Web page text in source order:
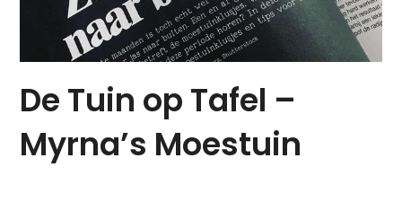
De Tuin op Tafel –
Myrna’s Moestuin